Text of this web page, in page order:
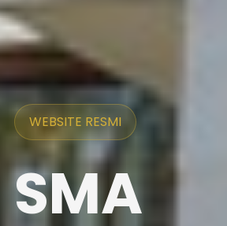
WEBSITE RESMI
SMA